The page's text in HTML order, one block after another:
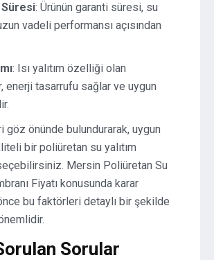
: Ürünün garanti süresi, su
uzun vadeli performansı açısından
: Isı yalıtım özelliği olan
enerji tasarrufu sağlar ve uygun
göz önünde bulundurarak, uygun
bir poliüretan su yalıtım
Mersin Poliüretan Su
Fiyatı konusunda karar
bu faktörleri detaylı bir şekilde
Sorular